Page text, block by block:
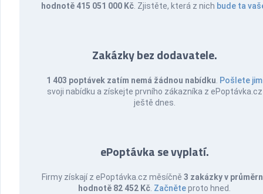
hodnotě 415 051 000 Kč . Zjistěte, která z nich bude ta
Zakázky bez dodavatele.
1 403 poptávek zatím nemá žádnou nabídku Pošlete jim
svoji nabídku a získejte prvního zákazníka z ePoptávka.cz
ještě dnes.
ePoptávka se vyplatí.
Firmy získají z ePoptávka.cz měsíčně 3 zakázky v
hodnotě 82 452 Kč Začněteproto hned.